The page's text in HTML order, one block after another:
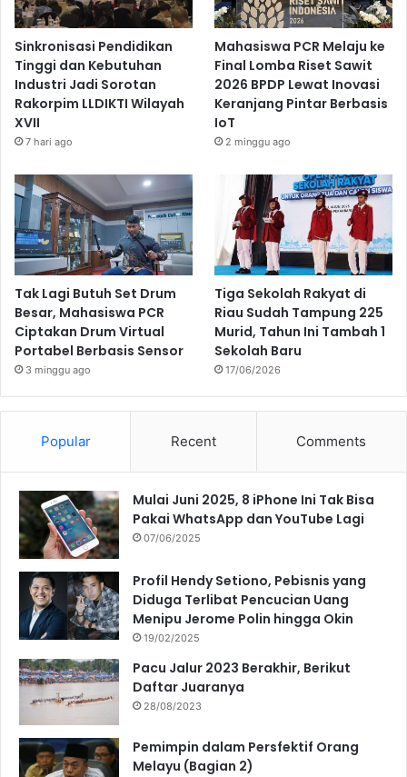
Sinkronisasi Pendidikan
Tinggi dan Kebutuhan
Industri Jadi Sorotan
Rakorpim LLDIKTI Wilayah
XVII
7 hari ago
Mahasiswa PCR Melaju ke
Final Lomba Riset Sawit
2026 BPDP Lewat Inovasi
Keranjang Pintar Berbasis
IoT
2 minggu ago
Tak Lagi Butuh Set Drum
Besar, Mahasiswa PCR
Ciptakan Drum Virtual
Portabel Berbasis Sensor
3 minggu ago
Tiga Sekolah Rakyat di
Riau Sudah Tampung 225
Murid, Tahun Ini Tambah 1
Sekolah Baru
17/06/2026
Popular Recent Comments
Mulai Juni 2025, 8 iPhone Ini Tak Bisa
Pakai WhatsApp dan YouTube Lagi
07/06/2025
Profil Hendy Setiono, Pebisnis yang
Diduga Terlibat Pencucian Uang
Menipu Jerome Polin hingga Okin
19/02/2025
Pacu Jalur 2023 Berakhir, Berikut
Daftar Juaranya
28/08/2023
Pemimpin dalam Persfektif Orang
Melayu (Bagian 2)